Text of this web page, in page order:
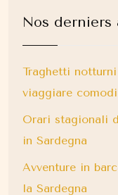
Nos derniers
Traghetti
viaggiare comodi
Orari stagionali
in Sardegna
Avventure in
la Sardegna